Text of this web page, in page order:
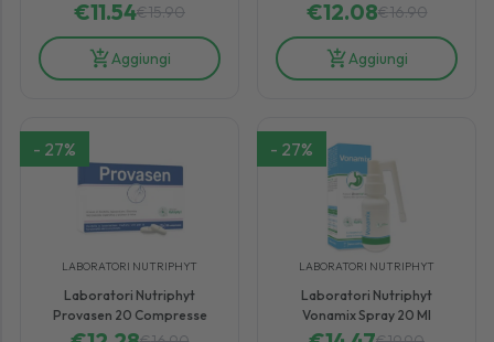
Stick Pack
€11.54€15.90
Aggiungi
€12.08€16.90
Aggiungi
- 27%
LABORATORI NUTRIPHYT
Laboratori Nutriphyt
Provasen 20 Compresse
- 27%
LABORATORI NUTRIPHYT
Laboratori Nutriphyt
Vonamix Spray 20 Ml